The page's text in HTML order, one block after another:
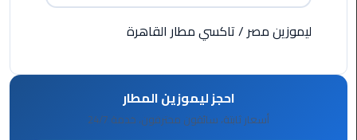
ليموزين
الاسكندريه
ليموزين مصر/تاكسي مطار القاهرة
احجز ليموزين المطار
أسعار ثابتة، سائقون محترفون، خدمة 24/7